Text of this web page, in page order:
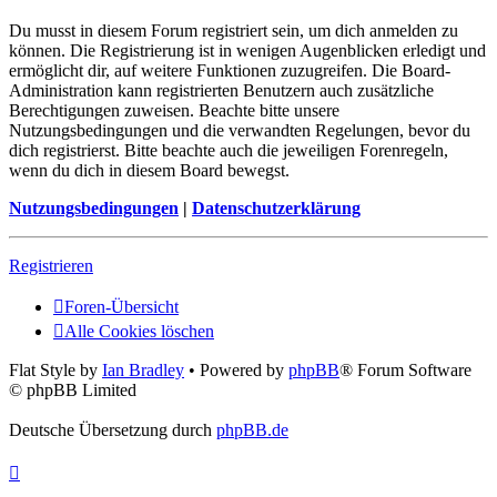
Du musst in diesem Forum registriert sein, um dich anmelden zu
können. Die Registrierung ist in wenigen Augenblicken erledigt und
ermöglicht dir, auf weitere Funktionen zuzugreifen. Die Board-
Administration kann registrierten Benutzern auch zusätzliche
Berechtigungen zuweisen. Beachte bitte unsere
Nutzungsbedingungen und die verwandten Regelungen, bevor du
dich registrierst. Bitte beachte auch die jeweiligen Forenregeln,
wenn du dich in diesem Board bewegst.
Nutzungsbedingungen | Datenschutzerklärung
Registrieren
Foren-Übersicht
Alle Cookies löschen
Flat Style by Ian Bradley • Powered by phpBB® Forum Software
© phpBB Limited
Deutsche Übersetzung durch phpBB.de